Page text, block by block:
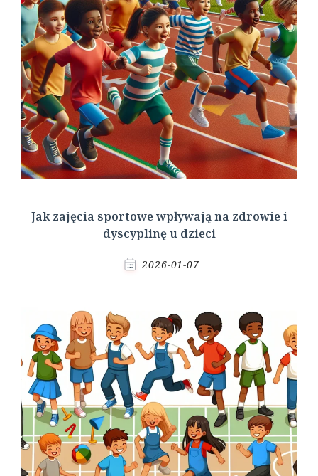
Jak zajęcia sportowe wpływają na zdrowie i
dyscyplinę u dzieci
2026-01-07